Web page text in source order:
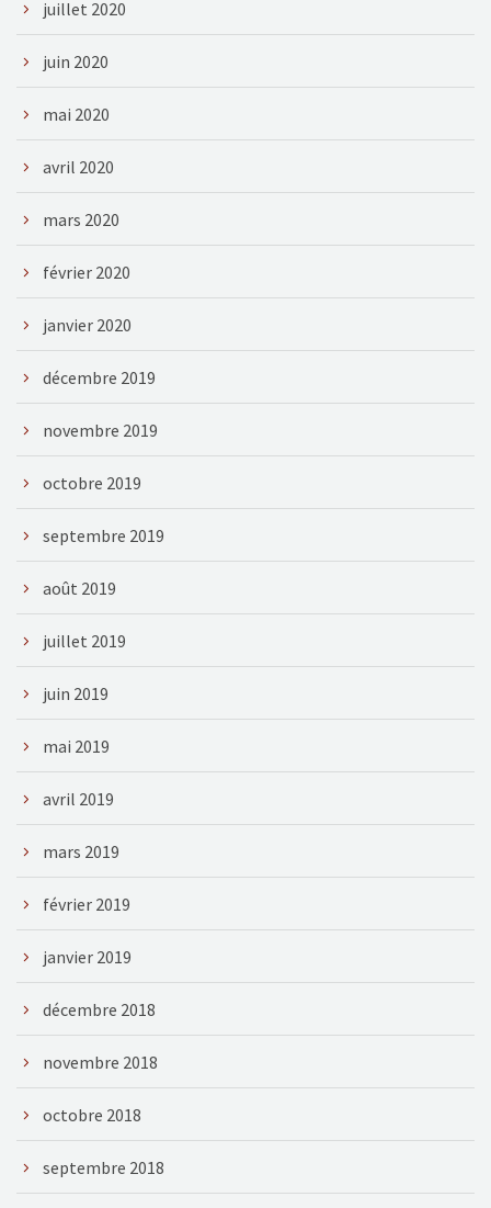
juillet 2020
juin 2020
mai 2020
avril 2020
mars 2020
février 2020
janvier 2020
décembre 2019
novembre 2019
octobre 2019
septembre 2019
août 2019
juillet 2019
juin 2019
mai 2019
avril 2019
mars 2019
février 2019
janvier 2019
décembre 2018
novembre 2018
octobre 2018
septembre 2018